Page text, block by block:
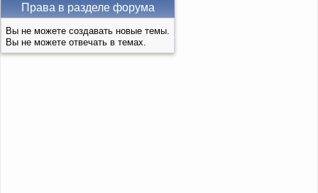
Права в разделе форума
Вы не можете создавать новые темы.
Вы не можете отвечать в темах.